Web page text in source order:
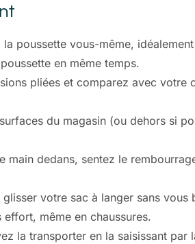
poussette vous-même,
en même temps.
pliées et comparez avec
du magasin (ou dehors si
dedans, sentez le
votre sac à langer sans vous
effort, même en chaussures.
la transporter en la saisissant par